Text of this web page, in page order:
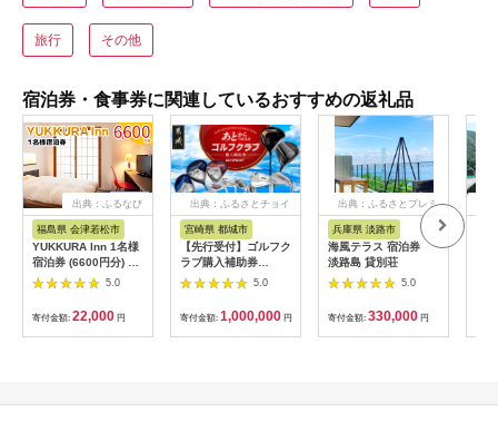
旅行 その他
宿泊券・食事券に関連しているおすすめの返礼品
出典：ふるなび
福島県 会津若松市
YUKKURA Inn 1名様
宿泊券 (6600円分) ワ
ーケーションお試しプ
ラン｜東北 福島県 会
津若松市 東山温泉 旅
行 クーポン 利用券
[0800]
5.0
寄付金額: 22,000 円
出典：ふるさとチョイ
宮崎県 都城市
【先行受付】ゴルフク
ラブ購入補助券
300,000円_GI-
C701_(都城市) ゴルフ
ゴルフクラブ ダンロ
ップ ゼクシオ スリク
ソン クリーブランド
ハイブリッド ウエッ
5.0
寄付金額: 1,000,000 円
出典：ふるさとプレミ
アム
兵庫県 淡路市
海風テラス 宿泊券
淡路島 貸別荘
5.0
寄付金額: 330,000 円